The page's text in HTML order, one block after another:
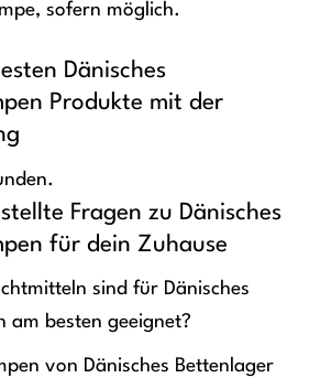
sofern möglich.
Dänisches
Produkte mit der
Fragen zu Dänisches
für dein Zuhause
sind für Dänisches
am besten geeignet?
von Dänisches Bettenlager